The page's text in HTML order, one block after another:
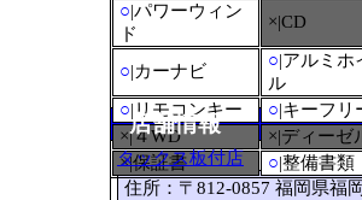
○|パワーウィン
ド
×|CD
○|カーナビ
○|アルミホ
ル
○|リモコンキー ○|キーフリ
×|４WD
×|ディーゼ
×|保証書
○|整備書類
店舗情報
タックス板付店
住所：〒812-0857 福岡県福